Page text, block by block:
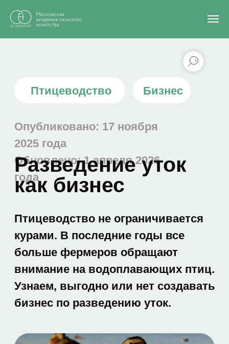
Главная / Блог
Птицеводство не ограничивается
курами. В последние годы все
больше фермеров обращают
внимание на водоплавающих птиц.
бизнес по разведению уток.
Опубликовано: 17 ноября
года
как бизнес